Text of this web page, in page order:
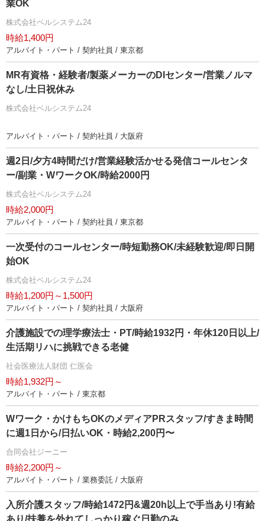
業OK
株式会社ベルシステム24
時給1,400円
アルバイト・パート / 契約社員 / 東京都
MR有資格・経験者/製薬メーカーのDIセンター/営業ノルマ
なし/土日祝休み
株式会社ベルシステム24
アルバイト・パート / 契約社員 / 大阪府
週2日/夕方4時間だけ/営業経験活かせる発信コールセンタ
ー/副業・WワークOK/時給2000円
株式会社ベルシステム24
時給2,000円
アルバイト・パート / 契約社員 / 東京都
一次受付のコールセンター/時短勤務OK/未経験歓迎/即日開
始OK
株式会社ベルシステム24
時給1,200円～1,500円
アルバイト・パート / 契約社員 / 大阪府
介護施設での理学療法士・PT/時給1932円・年休120日以上/
生活期リハに挑戦できる老健
社会医療法人財団 仁医会
時給1,932円～
アルバイト・パート / 東京都
Wワーク・かけもちOKのメディアPRスタッフ/すきま時間
に週1日から/日払いOK・時給2,200円〜
合同会社ジーニー
時給2,200円～
アルバイト・パート / 業務委託 / 大阪府
入所介護スタッフ/時給1472円&週20h以上で手当あり!有給
あり/扶養を外れてしっかり稼ぐ日勤のみ